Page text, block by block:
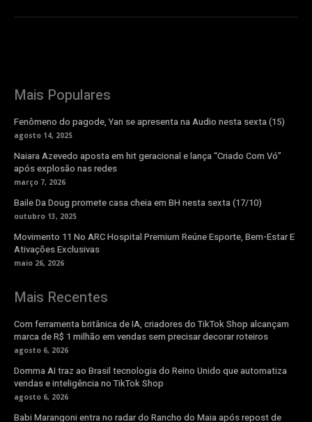
Mais Populares
Fenômeno do pagode, Yan se apresenta na Audio nesta sexta (15)
agosto 14, 2025
Naiara Azevedo aposta em hit geracional e lança “Criado Com Vó”
após explosão nas redes
março 7, 2026
Baile Da Doug promete casa cheia em BH nesta sexta (17/10)
outubro 13, 2025
Movimento 11 No ARC Hospital Premium Reúne Esporte, Bem-Estar E
Ativações Exclusivas
maio 26, 2026
Mais Recentes
Com ferramenta britânica de IA, criadores do TikTok Shop alcançam
marca de R$ 1 milhão em vendas sem precisar decorar roteiros
agosto 6, 2026
Domma AI traz ao Brasil tecnologia do Reino Unido que automatiza
vendas e inteligência no TikTok Shop
agosto 6, 2026
Babi Marangoni entra no radar do Rancho do Maia após repost de